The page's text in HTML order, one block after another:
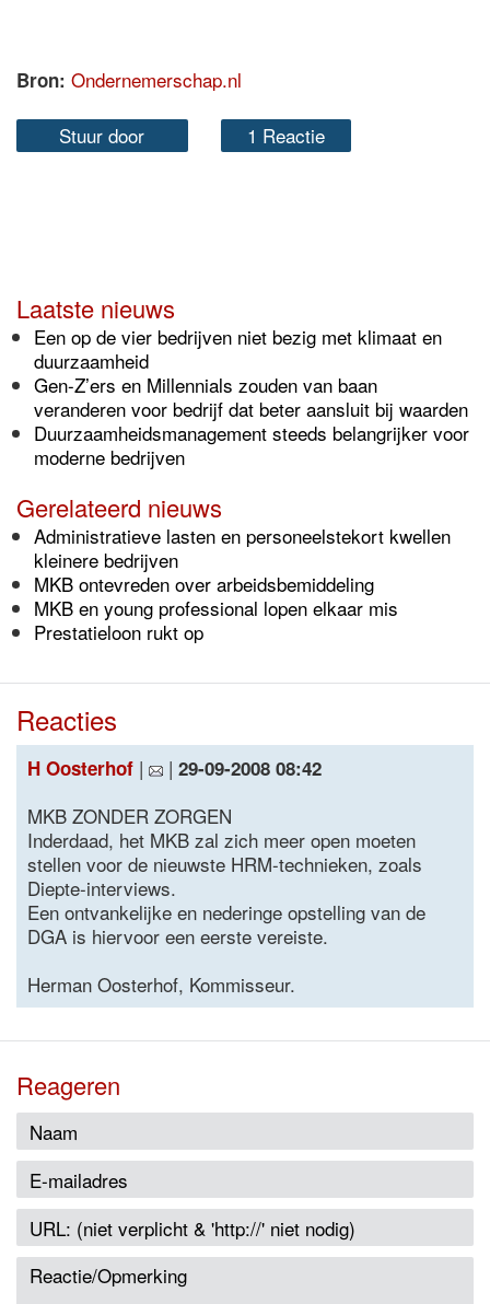
Bron: Ondernemerschap.nl
Stuur door 1 Reactie
Laatste nieuws
Een op de vier bedrijven niet bezig met klimaat en
duurzaamheid
Gen-Z’ers en Millennials zouden van baan
veranderen voor bedrijf dat beter aansluit bij waarden
Duurzaamheidsmanagement steeds belangrijker voor
moderne bedrijven
Gerelateerd nieuws
Administratieve lasten en personeelstekort kwellen
kleinere bedrijven
MKB ontevreden over arbeidsbemiddeling
MKB en young professional lopen elkaar mis
Prestatieloon rukt op
Reacties
H Oosterhof | | 29-09-2008 08:42
MKB ZONDER ZORGEN
Inderdaad, het MKB zal zich meer open moeten
stellen voor de nieuwste HRM-technieken, zoals
Diepte-interviews.
Een ontvankelijke en nederinge opstelling van de
DGA is hiervoor een eerste vereiste.
Herman Oosterhof, Kommisseur.
Reageren